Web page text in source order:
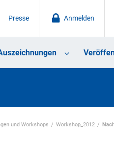
Anmelden
Presse
und Workshops Workshop_2012